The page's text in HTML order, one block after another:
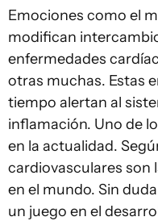
Emociones como el
modifican
enfermedades
otras muchas. Estas
tiempo alertan al
inflamación. Uno de
en la actualidad.
cardiovasculares son
en el mundo. Sin
un juego en el